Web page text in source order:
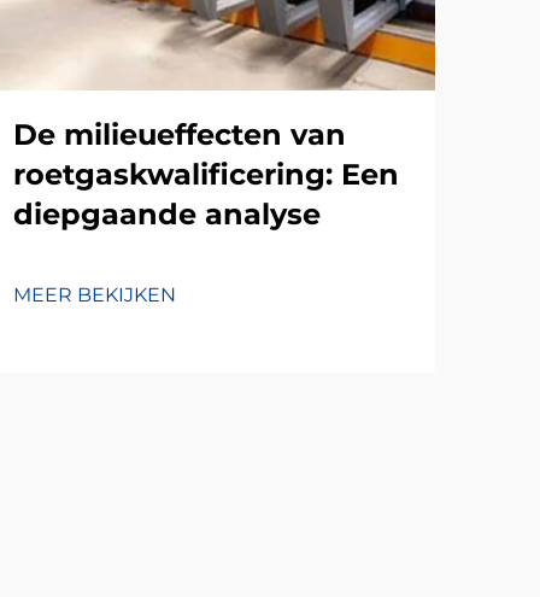
De milieueffecten van
roetgaskwalificering: Een
diepgaande analyse
MEER BEKIJKEN